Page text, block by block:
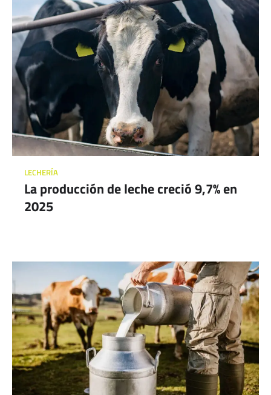
LECHERÍA
La producción de leche creció 9,7% en
2025